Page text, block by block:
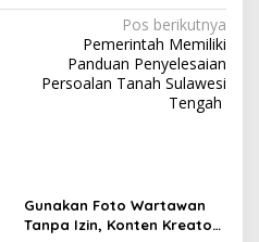
Pos berikutnya
Pemerintah Memiliki
Panduan Penyelesaian
Persoalan Tanah Sulawesi
Tengah
Gunakan Foto Wartawan
Tanpa Izin, Konten Kreator